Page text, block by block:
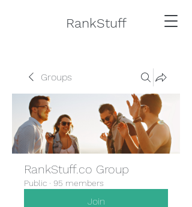
RankStuff
Groups
RankStuff.co Group
Public · 95 members
Join